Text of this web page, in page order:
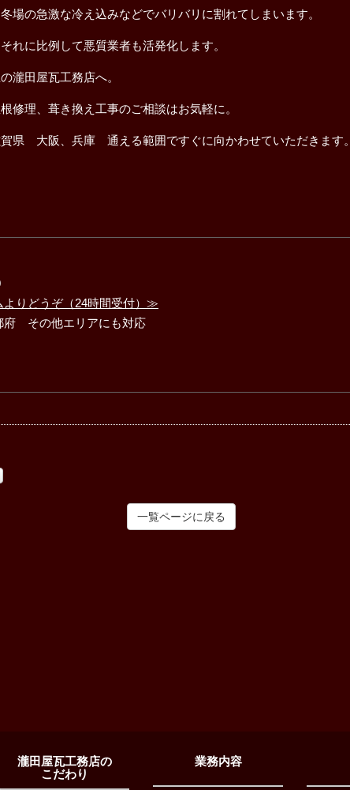
場の急激な冷え込みなどでバリバリに割れてしまいます。
れに比例して悪質業者も活発化します。
瀧田屋瓦工務店へ。
理、葺き換え工事のご相談はお気軽に。
県 大阪、兵庫 通える範囲ですぐに向かわせていただきます。
よりどうぞ（24時間受付）≫
府 その他エリアにも対応
一覧ページに戻る
瀧田屋瓦工務店の
こだわり
業務内容